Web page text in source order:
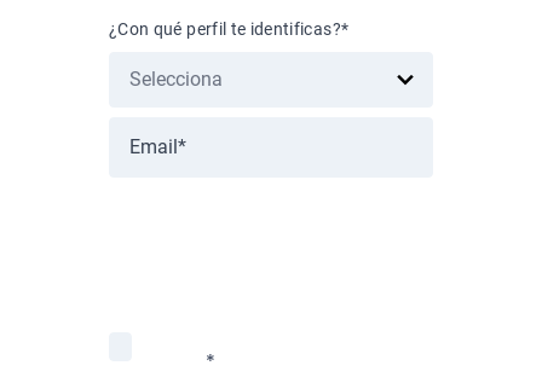
¿Con qué perfil te identificas?*
*